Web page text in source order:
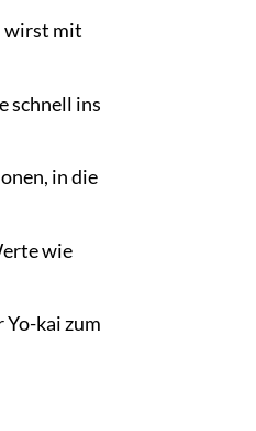
wirst mit
schnell ins
in die
wie
kai zum